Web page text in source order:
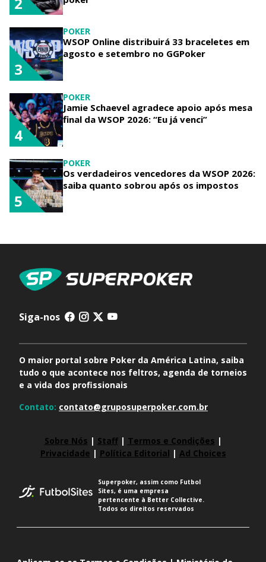
POKER
WSOP Online distribuirá 33 braceletes em
agosto e setembro no GGPoker
3
POKER
Jamie Schaevel agradece apoio após mesa
final da WSOP 2026: “Eu já venci”
4
POKER
Os verdadeiros vencedores da WSOP 2026:
saiba quanto sobrou após os impostos
5
Siga-nos
O maior portal sobre Poker da América Latina, saiba
tudo o que acontece nos feltros, agenda de torneios
e a vida dos profissionais
Contato: contato@gruposuperpoker.com.br
Sobre Nós | Staff| Termos e Condições |
Privacidade | Política Editorial | Ad Choices
Superpoker, assim como Futbol
Sites, é uma empresa
pertencente à Better Collective.
Todos os direitos reservados